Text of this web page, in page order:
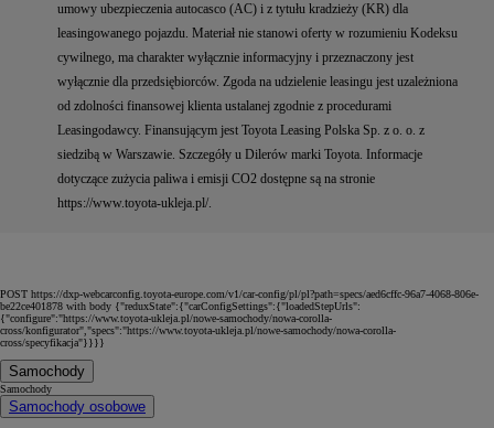
umowy ubezpieczenia autocasco (AC) i z tytułu kradzieży (KR) dla
leasingowanego pojazdu. Materiał nie stanowi oferty w rozumieniu Kodeksu
cywilnego, ma charakter wyłącznie informacyjny i przeznaczony jest
wyłącznie dla przedsiębiorców. Zgoda na udzielenie leasingu jest uzależniona
od zdolności finansowej klienta ustalanej zgodnie z procedurami
Leasingodawcy. Finansującym jest Toyota Leasing Polska Sp. z o. o. z
siedzibą w Warszawie. Szczegóły u Dilerów marki Toyota. Informacje
dotyczące zużycia paliwa i emisji CO2 dostępne są na stronie
https://www.toyota-ukleja.pl/.
POST https://dxp-webcarconfig.toyota-europe.com/v1/car-config/pl/pl?path=specs/aed6cffc-96a7-4068-806e-
be22ce401878 with body {"reduxState":{"carConfigSettings":{"loadedStepUrls":
{"configure":"https://www.toyota-ukleja.pl/nowe-samochody/nowa-corolla-
cross/konfigurator","specs":"https://www.toyota-ukleja.pl/nowe-samochody/nowa-corolla-
cross/specyfikacja"}}}}
Samochody
Samochody
Samochody osobowe